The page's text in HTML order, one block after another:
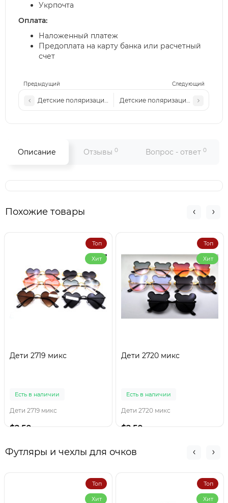
Предыдущий Следующий
Детские поляризационные солнцезащитные очки микс
Детские поляризационные
Укрпочта
Оплата:
Наложенный платеж
Предоплата на карту банка или расчетный
счет
Описание Отзывы 0 Вопрос - ответ 0
Похожие товары
Топ
Хит
Дети 2719 микс
Есть в наличии
Дети 2719 микс
$2.50
Топ
Хит
Дети 2720 микс
Есть в наличии
Дети 2720 микс
$2.50
Футляры и чехлы для очков
Топ
Хит
Топ
Хит